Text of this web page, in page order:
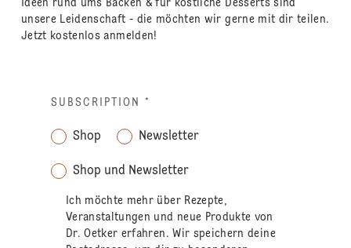
Ideen rund ums Backen & für köstliche Desserts sind
unsere Leidenschaft - die möchten wir gerne mit dir teilen.
Jetzt kostenlos anmelden!
SUBSCRIPTION *
Shop Newsletter
Shop und Newsletter
Ich möchte mehr über Rezepte,
Veranstaltungen und neue Produkte von
Dr. Oetker erfahren. Wir speichern deine